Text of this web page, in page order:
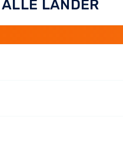
LÄNDER